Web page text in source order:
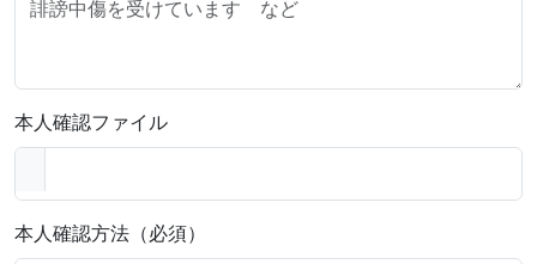
本人確認ファイル
本人確認方法（必須）